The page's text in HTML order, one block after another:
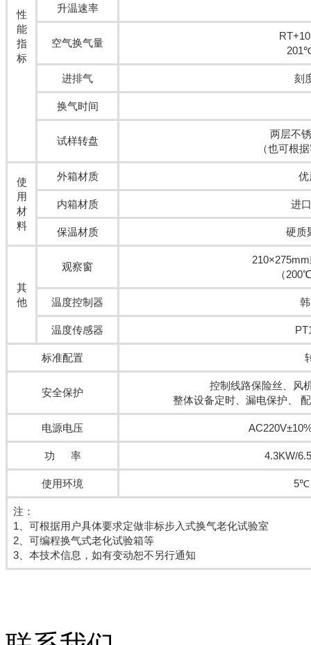
性
能
指
标
升温速率
空气换气量
进排气 刻
换气时间
试样转盘
两层不
（也可根
使
用
材
料
外箱材质 优
内箱材质 进
保温材质 硬质
其
他
观察窗
（
温度控制器
温度传感器
标准配置
安全保护
控制线路保险丝、风
整体设备定时、漏电保护、
电源电压
功 率 4.3KW/
使用环境 5℃
注：
1、可根据用户具体要求定做非标步入式换气老化试验室
2、可编程换气式老化试验箱等
3、本技术信息，如有变动恕不另行通知